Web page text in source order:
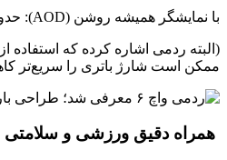
با نمایشگر همیشه روشن (AOD): حدود ۷ روز
(البته ردمی اشاره کرده که
ممکن است شارژ باتری را سریع‌تر
همراه دقیق ورزشی و سلامتی